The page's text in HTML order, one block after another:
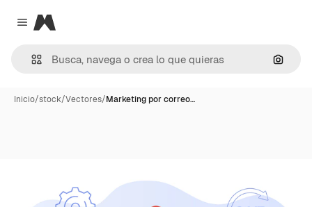
Close menu
Magnific
Inicio/stock/Vectores/Marketing por correo…